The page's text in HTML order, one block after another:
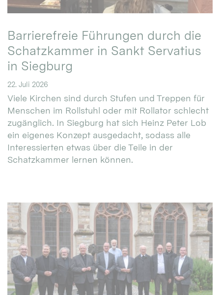
Barrierefreie Führungen durch die
Schatzkammer in Sankt Servatius
in Siegburg
22. Juli 2026
Viele Kirchen sind durch Stufen und Treppen für
Menschen im Rollstuhl oder mit Rollator schlecht
zugänglich. In Siegburg hat sich Heinz Peter Lob
ein eigenes Konzept ausgedacht, sodass alle
Interessierten etwas über die Teile in der
Schatzkammer lernen können.